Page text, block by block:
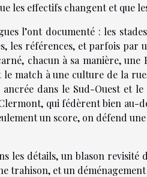
les effectifs changent et que
l’ont documenté : les
les références, et parfois
chacun à sa manière, une
match à une culture de la
dans le Sud-Ouest et
qui fédèrent bien
un score, on défend
les détails, un blason revisité
trahison, et un